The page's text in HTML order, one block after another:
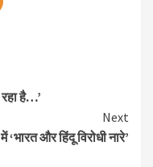
है…’
Next
और हिंदू विरोधी नारे’